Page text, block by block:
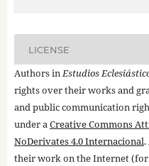
LICENSE
Authors inEstudios
rights over their works and
and public communication
under aCreative Commons
NoDerivates 4.0 Internacional.
their work on the Internet